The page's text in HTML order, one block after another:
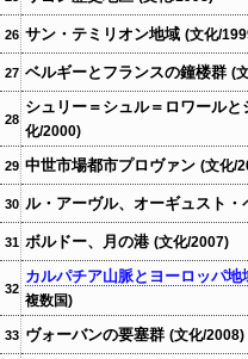
26 サン・テミリオン地域 (文化/
27 ベルギーとフランスの鐘楼群 (
28
シュリー＝シュル＝ロワール
化/2000)
29 中世市場都市プロヴァン (文化/
30 ル・アーヴル、オーギュスト・
31 ボルドー、月の港 (文化/2007)
32
カルパチア山脈とヨーロッパ
複数国)
33 ヴォーバンの要塞群 (文化/2008)